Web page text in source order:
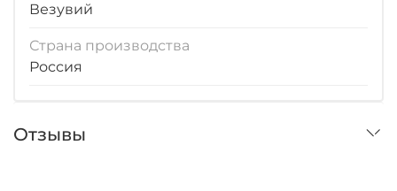
Везувий
Страна производства
Россия
Отзывы